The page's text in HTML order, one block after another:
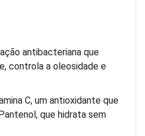
antibacteriana que
controla a oleosidade e
C, um antioxidante que
que hidrata sem